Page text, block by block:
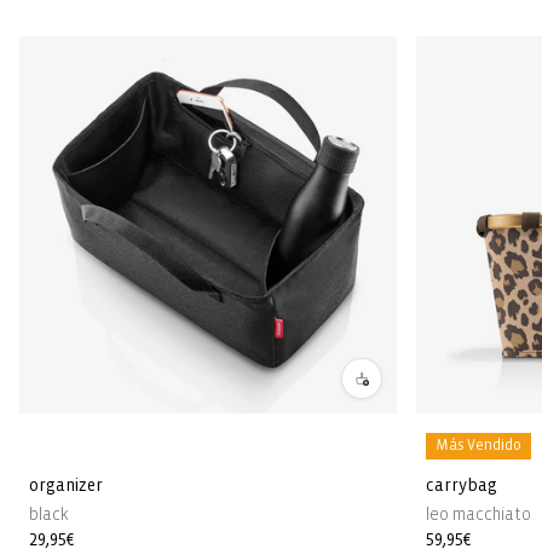
organizer
black
Precio
29,95€
Más Vendido
carrybag
leo macchiato
Precio
59,95€